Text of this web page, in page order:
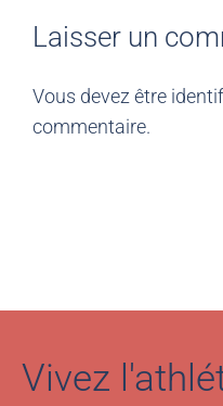
Laisser un
Vous devez être
commentaire.
Vivez